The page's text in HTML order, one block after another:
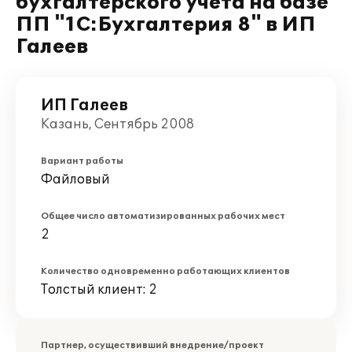
ПП "1С:Бухгалтерия 8" в ИП
Галеев
ИП Галеев
Казань, Сентябрь 2008
Вариант работы
Файловый
Общее число автоматизированных рабочих мест
2
Количество одновременно работающих клиентов
Толстый клиент: 2
Партнер, осуществивший внедрение/проект